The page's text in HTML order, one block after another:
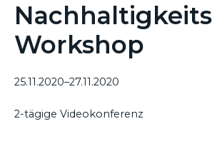
Workshop
25.11.2020–27.11.2020
2-tägige Videokonferenz